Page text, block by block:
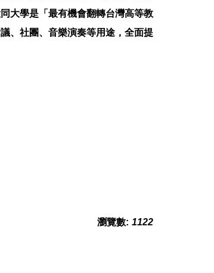
大學是「最有機會翻轉台灣高等教
、社團、音樂演奏等用途，全面提
瀏覽數: 1122